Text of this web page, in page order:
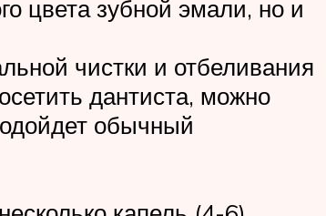
цвета зубной эмали, но и
чистки и отбеливания
дантиста, можно
обычный